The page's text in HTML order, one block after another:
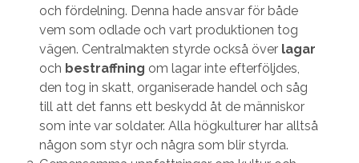
och fördelning. Denna hade ansvar för både
vem som odlade och vart produktionen tog
vägen. Centralmakten styrde också över lagar
och bestraffning om lagar inte efterföljdes,
den tog in skatt, organiserade handel och såg
till att det fanns ett beskydd åt de människor
som inte var soldater. Alla högkulturer har alltså
någon som styr och några som blir styrda.